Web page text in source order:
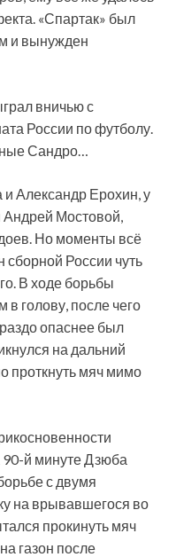
«Спартак» был
и вынужден
вничью с
России по футболу.
Сандро…
Александр Ерохин, у
Андрей Мостовой,
Но моменты всё
сборной России чуть
В ходе борьбы
голову, после чего
опаснее был
на дальний
проткнуть мяч мимо
90-й минуте Дзюба
с двумя
на врывавшегося во
прокинуть мяч
газон после